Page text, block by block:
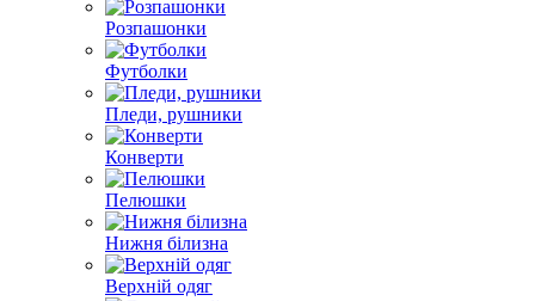
Розпашонки
Футболки
Пледи, рушники
Конверти
Пелюшки
Нижня білизна
Верхній одяг